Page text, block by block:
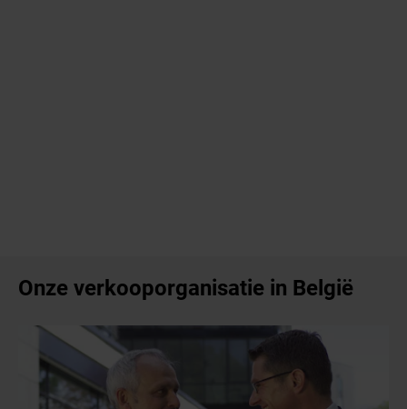
Onze verkooporganisatie in België